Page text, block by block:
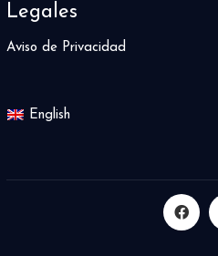
Legales
Aviso de Privacidad
English